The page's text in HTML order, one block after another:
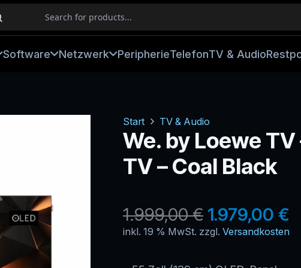
Software Netzwerk PeripherieTelefonTV & Audio
Start TV & Audio
We. by Loewe TV
TV – Coal Black
1.999,00€
Preis
1.979,00 €
inkl. 19 % MwSt. zzgl. Versandkosten